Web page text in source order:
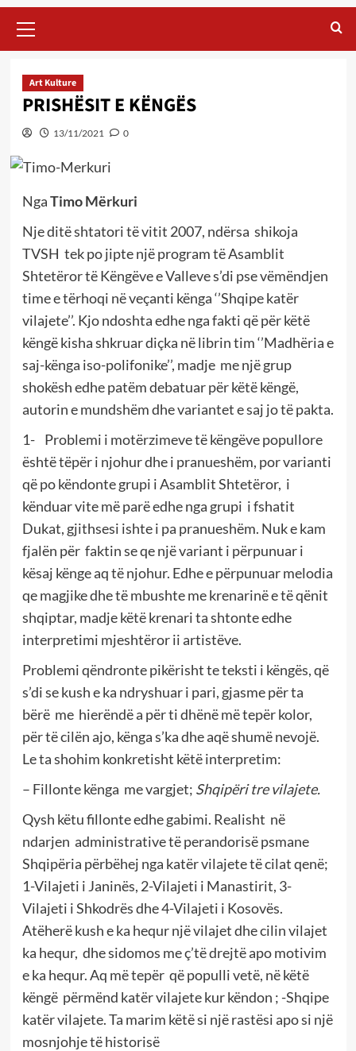
Menu
Art Kulture
PRISHËSIT E KËNGËS
13/11/2021 0
NgaTimo Mërkuri
Nje ditë shtatori të vitit 2007, ndërsa shikoja
TVSH tek po jipte një program të Asamblit
Shtetëror të Këngëve e Valleve s’di pse vëmëndjen
time e tërhoqi në veçanti kënga ‘’Shqipe katër
vilajete’’. Kjo ndoshta edhe nga fakti që për këtë
këngë kisha shkruar diçka në librin tim ‘’Madhëria e
saj-kënga iso-polifonike’’, madje me një grup
shokësh edhe patëm debatuar për këtë këngë,
autorin e mundshëm dhe variantet e saj jo të pakta.
1- Problemi i motërzimeve të këngëve popullore
është tëpër i njohur dhe i pranueshëm, por varianti
që po këndonte grupi i Asamblit Shtetëror, i
kënduar vite më parë edhe nga grupi i fshatit
Dukat, gjithsesi ishte i pa pranueshëm. Nuk e kam
fjalën për faktin se qe një variant i përpunuar i
kësaj kënge aq të njohur. Edhe e përpunuar melodia
qe magjike dhe të mbushte me krenarinë e të qënit
shqiptar, madje këtë krenari ta shtonte edhe
interpretimi mjeshtëror ii artistëve.
Problemi qëndronte pikërisht te teksti i këngës, që
s’di se kush e ka ndryshuar i pari, gjasme për ta
bërë me hierëndë a për ti dhënë më tepër kolor,
për të cilën ajo, kënga s’ka dhe aqë shumë nevojë.
Le ta shohim konkretisht këtë interpretim:
– Fillonte kënga me vargjet; Shqipëri tre vilajete.
Qysh këtu fillonte edhe gabimi. Realisht në
ndarjen administrative të perandorisë psmane
Shqipëria përbëhej nga katër vilajete të cilat qenë;
1-Vilajeti i Janinës, 2-Vilajeti i Manastirit, 3-
Vilajeti i Shkodrës dhe 4-Vilajeti i Kosovës.
Atëherë kush e ka hequr një vilajet dhe cilin vilajet
ka hequr, dhe sidomos me ç’të drejtë apo motivim
e ka hequr. Aq më tepër që populli vetë, në këtë
këngë përmënd katër vilajete kur këndon ; -Shqipe
katër vilajete. Ta marim këtë si një rastësi apo si një
mosnjohje të historisë